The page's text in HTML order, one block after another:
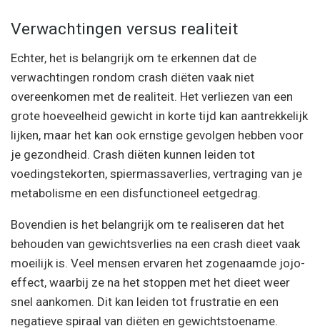
Verwachtingen versus realiteit
Echter, het is belangrijk om te erkennen dat de
verwachtingen rondom crash diëten vaak niet
overeenkomen met de realiteit. Het verliezen van een
grote hoeveelheid gewicht in korte tijd kan aantrekkelijk
lijken, maar het kan ook ernstige gevolgen hebben voor
je gezondheid. Crash diëten kunnen leiden tot
voedingstekorten, spiermassaverlies, vertraging van je
metabolisme en een disfunctioneel eetgedrag.
Bovendien is het belangrijk om te realiseren dat het
behouden van gewichtsverlies na een crash dieet vaak
moeilijk is. Veel mensen ervaren het zogenaamde jojo-
effect, waarbij ze na het stoppen met het dieet weer
snel aankomen. Dit kan leiden tot frustratie en een
negatieve spiraal van diëten en gewichtstoename.